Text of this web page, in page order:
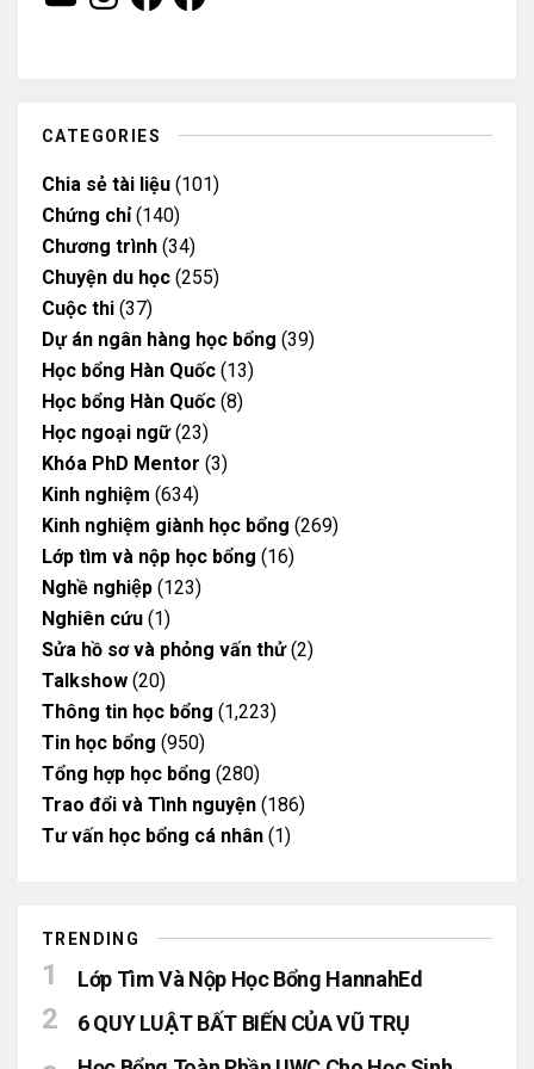
m
CATEGORIES
Chia sẻ tài liệu (101)
Chứng chỉ(140)
Chương trình (34)
Chuyện du học (255)
Cuộc thi (37)
Dự án ngân hàng học bổng (39)
Học bổng Hàn Quốc (13)
Học bổng Hàn Quốc (8)
Học ngoại ngữ(23)
Khóa PhD Mentor (3)
Kinh nghiệm (634)
Kinh nghiệm giành học bổng (269)
Lớp tìm và nộp học bổng (16)
Nghề nghiệp (123)
Nghiên cứu (1)
Sửa hồ sơ và phỏng vấn thử(2)
Talkshow (20)
Thông tin học bổng (1,223)
Tin học bổng (950)
Tổng hợp học bổng (280)
Trao đổi và Tình nguyện (186)
Tư vấn học bổng cá nhân (1)
TRENDING
Lớp Tìm Và Nộp Học Bổng HannahEd
6 QUY LUẬT BẤT BIẾN CỦA VŨ TRỤ